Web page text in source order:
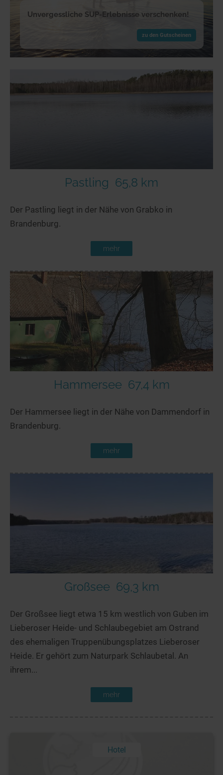
Unvergessliche SUP-Erlebnisse verschenken!
zu den Gutscheinen
Pastling 65,8 km
Der Pastling liegt in der Nähe von Grabko in
Brandenburg.
mehr
Hammersee 67,4 km
Der Hammersee liegt in der Nähe von Dammendorf in
Brandenburg.
mehr
Großsee 69,3 km
Der Großsee liegt etwa 15 km westlich von Guben im
Lieberoser Heide- und Schlaubegebiet am Ostrand
des ehemaligen Truppenübungsplatzes Lieberoser
Heide. Er gehört zum Naturpark Schlaubetal. An
ihrem...
mehr
Hotel